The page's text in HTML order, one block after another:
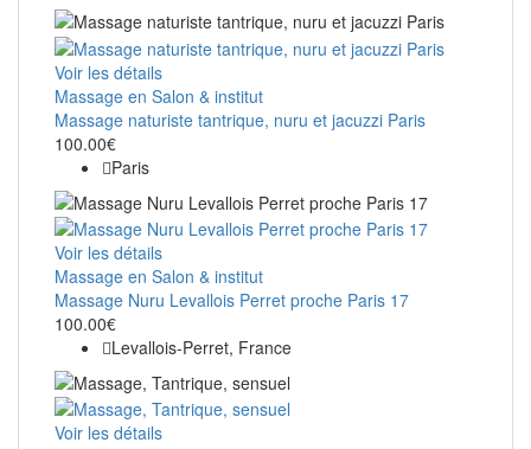
Voir les détails
Massage en Salon & institut
Massage naturiste tantrique, nuru et jacuzzi Paris
100.00€
Paris
Voir les détails
Massage en Salon & institut
Massage Nuru Levallois Perret proche Paris 17
100.00€
Levallois-Perret, France
Voir les détails